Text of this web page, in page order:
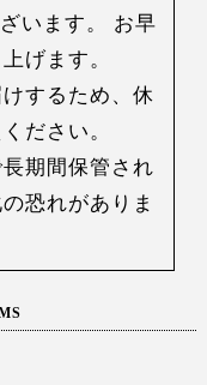
います。 お早
げます。
するため、休
ださい。
期間保管され
恐れがありま